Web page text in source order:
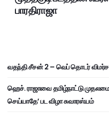
பாரதிராஜா
வதந்தி சீசன் 2 – வெப் தொடர்
ஹெச். ராஜாவை தமிழ்நாட்டு
செய்யாதே’ பட விழா சுவாரஸ்யம்